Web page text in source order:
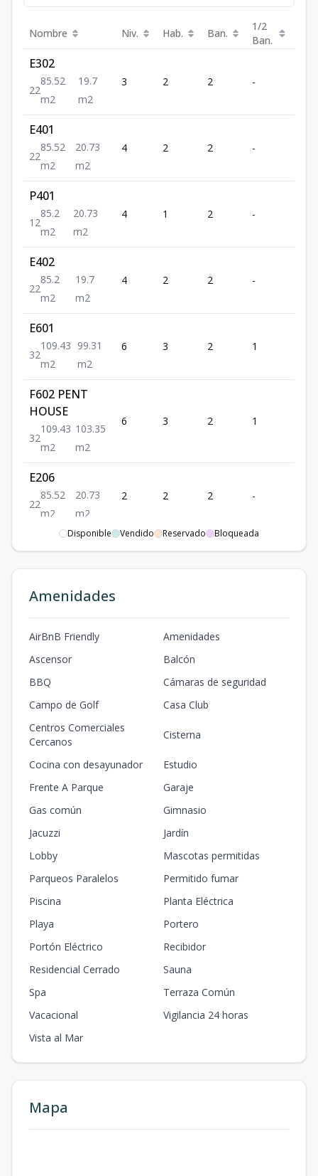
Nombre Niv. Hab. Ban.
1/2
Ban.
E302
22
85.52
m2
19.7
m2
3 2 2 -
E401
22
85.52
m2
20.73
m2
4 2 2 -
P401
1 2
85.2
m2
20.73
m2
4 1 2 -
E402
22
85.2
m2
19.7
m2
4 2 2 -
E601
32
109.43
m2
99.31
m2
6 3 2 1
F602 PENT
HOUSE
32
109.43
m2
103.35
m2
6 3 2 1
E206
22
85.52
m2
20.73
m2
2 2 2 -
Disponible Vendido Reservado Bloqueada
Amenidades
AirBnB Friendly
Amenidades
Ascensor
Balcón
BBQ
Cámaras de seguridad
Campo de Golf
Casa Club
Centros Comerciales
Cercanos
Cisterna
Cocina con desayunador
Estudio
Frente A Parque
Garaje
Gas común
Gimnasio
Jacuzzi
Jardín
Lobby
Mascotas permitidas
Parqueos Paralelos
Permitido fumar
Piscina
Planta Eléctrica
Playa
Portero
Portón Eléctrico
Recibidor
Residencial Cerrado
Sauna
Spa
Terraza Común
Vacacional
Vigilancia 24 horas
Vista al Mar
Mapa